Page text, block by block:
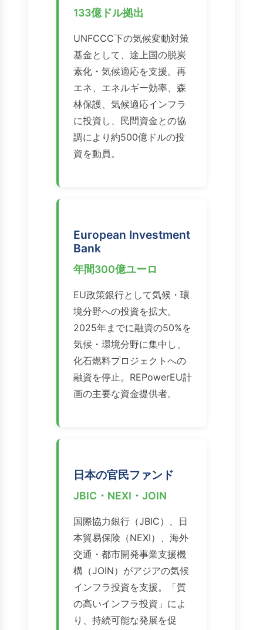
133億ドル拠出
UNFCCC下の気候変動対策
基金として、途上国の脱炭
素化・気候適応を支援。再
エネ、エネルギー効率、森
林保護、気候適応インフラ
に投資し、民間資金との協
調により約500億ドルの投
資を動員。
European Investment
Bank
年間300億ユーロ
EU政策銀行として気候・環
境分野への投資を拡大。
2025年までに融資の50%を
気候・環境分野に集中し、
化石燃料プロジェクトへの
融資を停止。REPowerEU計
画の主要な資金提供者。
日本の官民ファンド
JBIC・NEXI・JOIN
国際協力銀行（JBIC）、日
本貿易保険（NEXI）、海外
交通・都市開発事業支援機
構（JOIN）がアジアの気候
インフラ投資を支援。「質
の高いインフラ投資」によ
り、持続可能な発展を促